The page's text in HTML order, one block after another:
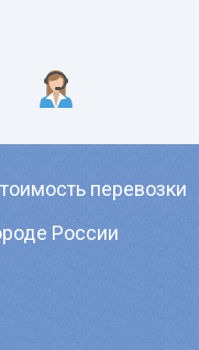
перевозки
России